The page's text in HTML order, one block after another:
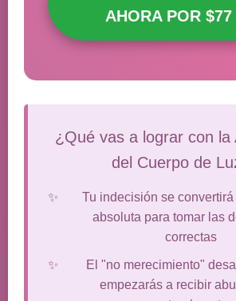
AHORA POR $77
¿Qué vas a lograr con la
del Cuerpo de
Tu indecisión se
absoluta para tomar las
correctas
El "no merecimiento"
empezarás a recibir